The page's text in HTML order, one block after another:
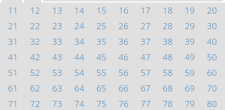
11
12 13 14 15 16 17 18 19
20
21
22 23 24 25 26 27 28 29
30
31
32 33 34 35 36 37 38 39
40
41
42 43 44 45 46 47 48 49
50
51
52 53 54 55 56 57 58 59
60
61
62 63 64 65 66 67 68 69
70
71
72 73 74 75 76 77 78 79
80